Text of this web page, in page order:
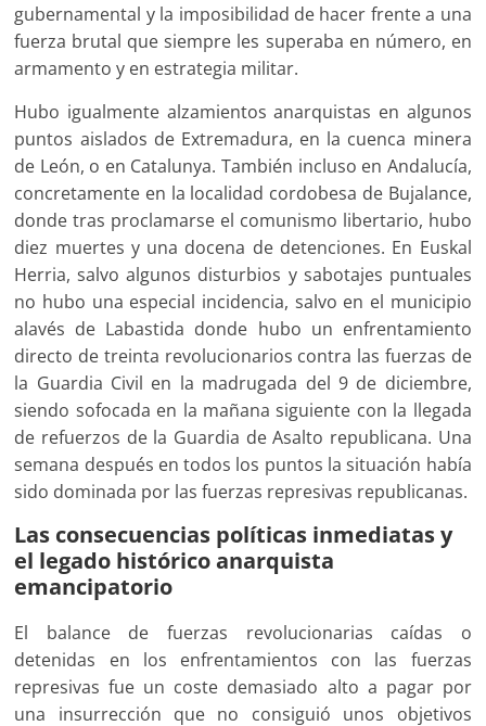
gubernamental y la imposibilidad de hacer frente a una
fuerza brutal que siempre les superaba en número, en
armamento y en estrategia militar.
Hubo igualmente alzamientos anarquistas en algunos
puntos aislados de Extremadura, en la cuenca minera
de León, o en Catalunya. También incluso en Andalucía,
concretamente en la localidad cordobesa de Bujalance,
donde tras proclamarse el comunismo libertario, hubo
diez muertes y una docena de detenciones. En Euskal
Herria, salvo algunos disturbios y sabotajes puntuales
no hubo una especial incidencia, salvo en el municipio
alavés de Labastida donde hubo un enfrentamiento
directo de treinta revolucionarios contra las fuerzas de
la Guardia Civil en la madrugada del 9 de diciembre,
siendo sofocada en la mañana siguiente con la llegada
de refuerzos de la Guardia de Asalto republicana. Una
semana después en todos los puntos la situación había
sido dominada por las fuerzas represivas republicanas.
Las consecuencias políticas inmediatas y
el legado histórico anarquista
emancipatorio
El balance de fuerzas revolucionarias caídas o
detenidas en los enfrentamientos con las fuerzas
represivas fue un coste demasiado alto a pagar por
una insurrección que no consiguió unos objetivos